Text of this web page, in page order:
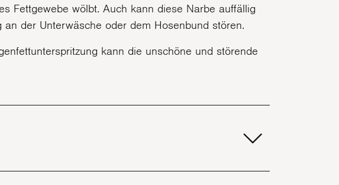
Fettgewebe wölbt. Auch kann diese Narbe auffällig
der Unterwäsche oder dem Hosenbund stören.
kann die unschöne und störende